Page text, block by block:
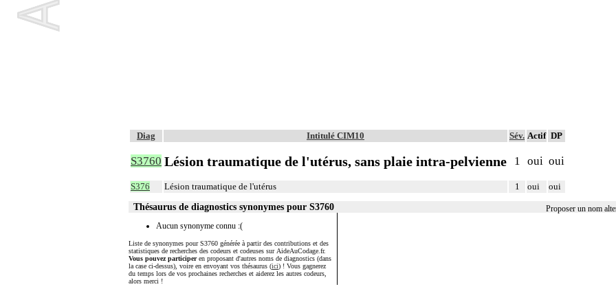
Diag Intitulé CIM10 Sév. Actif DP
S3760 Lésion traumatique de l'utérus, sans plaie intra-pelvienne 1 oui oui
S376 Lésion traumatique de l'utérus 1 oui oui
Proposer un nom
Thésaurus de diagnostics synonymes pour S3760
Aucun synonyme connu :(
Liste de synonymes pour S3760 générée à partir des contributions et des
statistiques de recherches des codeurs et codeuses sur AideAuCodage.fr.
Vous pouvez participeren proposant d'autres noms de diagnostics (dans
la case ci-dessus), voire en envoyant vos thésaurus (ici) ! Vous gagnerez
du temps lors de vos prochaines recherches et aiderez les autres codeurs,
alors merci !